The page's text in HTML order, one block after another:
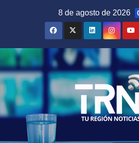
8 de agosto de 2026